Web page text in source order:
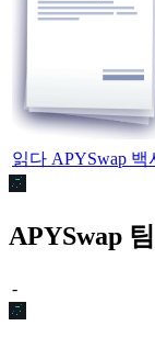
읽다 APYSwap 백
APYSwap
-